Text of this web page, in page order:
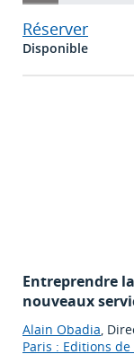
Réserver
Disponible
Entreprendre
nouveaux
Alain Obadia,
Paris : Editions